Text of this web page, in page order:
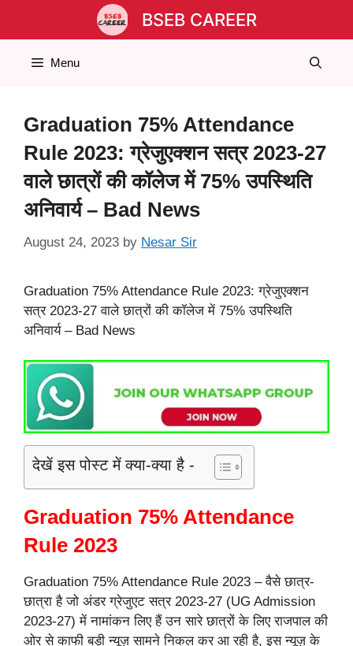
BSEB CAREER
Menu
Graduation 75% Attendance
Rule 2023: ग्रेजुएक्शन सत्र 2023-27
वाले छात्रों की कॉलेज में 75% उपस्थिति
अनिवार्य – Bad News
August 24, 2023 by Nesar Sir
Graduation 75% Attendance Rule 2023: ग्रेजुएक्शन
सत्र 2023-27 वाले छात्रों की कॉलेज में 75% उपस्थिति
अनिवार्य – Bad News
देखें इस पोस्ट में क्या-क्या है -
Graduation 75% Attendance
Rule 2023
Graduation 75% Attendance Rule 2023 – वैसे छात्र-
छात्रा है जो अंडर ग्रेजुएट सत्र 2023-27 (UG Admission
2023-27) में नामांकन लिए हैं उन सारे छात्रों के लिए राजपाल की
ओर से काफी बड़ी न्यूज़ सामने निकल कर आ रही है, इस न्यूज़ के